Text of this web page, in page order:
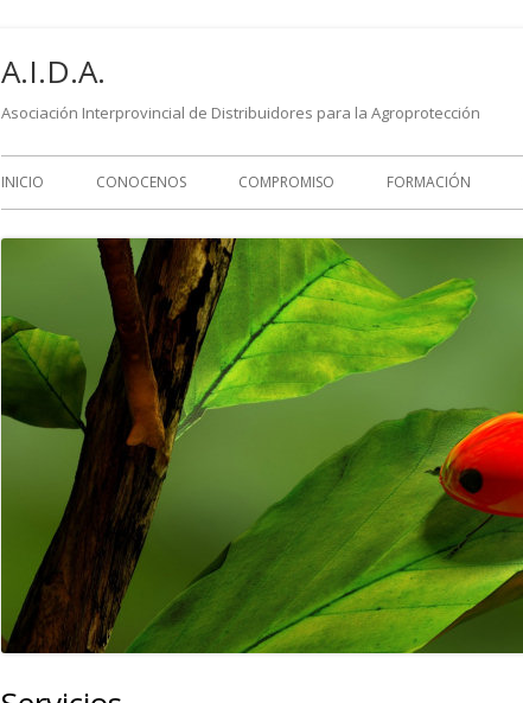
A.I.D.A.
Asociación Interprovincial de Distribuidores para la Agroprotección
Menú
principal
INICIO CONOCENOS COMPROMISO FORMACIÓN